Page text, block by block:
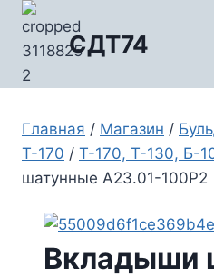
Перейти
содержимому
СДТ74
Главная / Магазин /
Т-170 / Т-170, Т-130, Б-
шатунные А23.01-100Р2
Вкладыши